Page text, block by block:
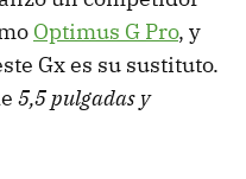
Optimus G Pro, y
Gx es su sustituto.
5,5 pulgadas y